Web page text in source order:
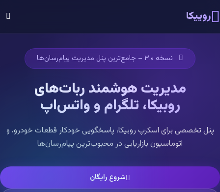
روییکا
نسخه ۳.۰ – جامع‌ترین پنل مدیریت پیام‌رسان‌ها
مدیریت هوشمند ربات‌های
روبیکا، تلگرام و واتس‌اپ
پنل تخصصی برای اسکرپ روبیکا، پاسخگویی خودکار قطعات خودرو، و
اتوماسیون بازاریابی در محبوب‌ترین پیام‌رسان‌ها
شروع رایگان